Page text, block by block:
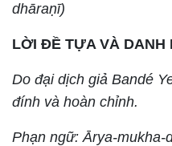
dhāraṇī)
LỜI ĐỀ TỰA VÀ DANH
Do đại dịch giả Bandé
đính và hoàn chỉnh.
Phạn ngữ: Ārya-mukha-